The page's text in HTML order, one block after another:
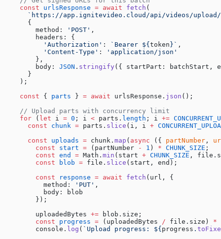
    const
urlsResponse = await fetch (
`https://app.ignitevideo.cloud/api/videos/
      {
        method:
'POST' ,
        headers: {
          'Authorization'
: `Bearer ${token}` ,
          'Content-Type'
:
'application/json'
        },
        body:
JSON . stringify({ startPart: batchStart,
      }
    );
    const
{ parts } = await urlsResponse. json ();
    // Upload parts with concurrency limit
    for
( let i = 0 ; i < parts. length ; i +=
      const
chunk = parts. slice (i, i +
      const
uploads = chunk. map ( async ({ partNumber ,
        const
start = (partNumber - 1 ) * CHUNK_SIZE ;
        const
end = Math. min (start + CHUNK_SIZE ,
        const
blob = file. slice (start, end);
        const
response = await fetch (url, {
          method:
'PUT' ,
          body: blob
        });
        uploadedBytes
+= blob.size;
        const
progress = (uploadedBytes / file.size) *
        console.
log ( `Upload progress: ${progress .